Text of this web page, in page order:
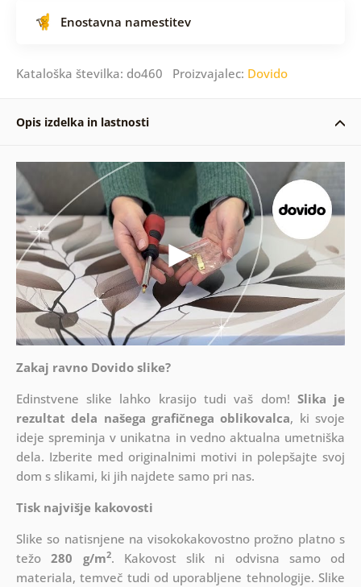
Enostavna namestitev
Kataloška številka: do460 Proizvajalec: Dovido
Opis izdelka in lastnosti
Zakaj ravno Dovido slike?
Edinstvene slike lahko krasijo tudi vaš dom! Slika je
rezultat dela našega grafičnega oblikovalca, ki svoje
ideje spreminja v unikatna in vedno aktualna umetniška
dela. Izberite med originalnimi motivi in polepšajte svoj
dom s slikami, ki jih najdete samo pri nas.
Tisk najvišje kakovosti
Slike so natisnjene na visokokakovostno prožno platno s
težo280 g/m2. Kakovost slik ni odvisna samo od
materiala, temveč tudi od uporabljene tehnologije. Slike